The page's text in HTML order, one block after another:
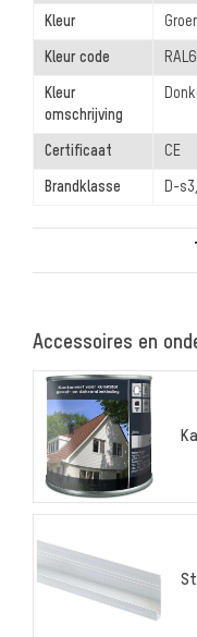
Kleur
Kleur code
Kleur
omschrijving
Certificaat CE
Brandklasse D-
Accessoires en